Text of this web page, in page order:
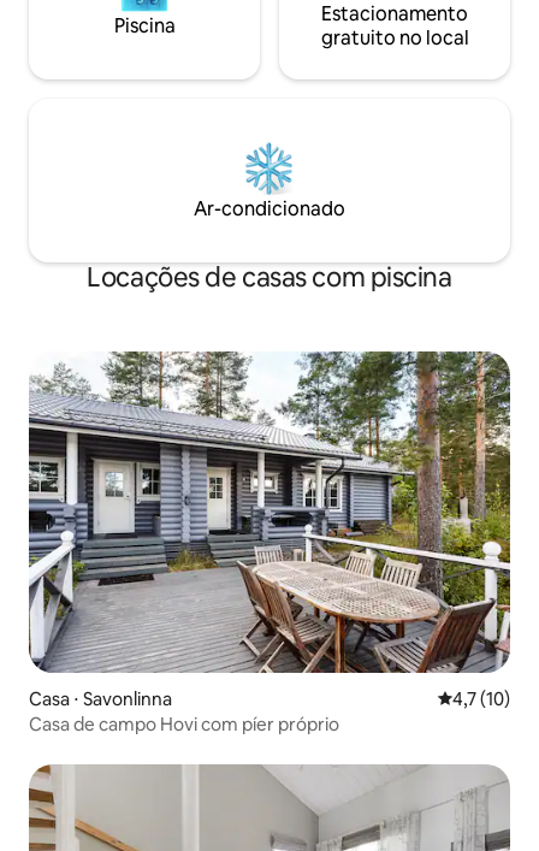
Piscina
Estacionamento
gratuito no local
Ar-condicionado
Locações de casas com piscina
Casa ⋅ Savonlinna 4,7 de uma
4,7 (10)
Casa de campo Hovi com píer próprio